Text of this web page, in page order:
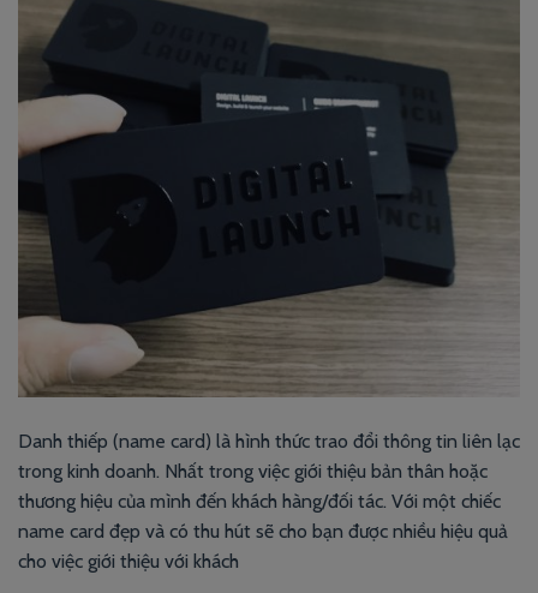
Danh thiếp (name card) là hình thức trao đổi thông tin liên lạc
trong kinh doanh. Nhất trong việc giới thiệu bản thân hoặc
thương hiệu của mình đến khách hàng/đối tác. Với một chiếc
name card đẹp và có thu hút sẽ cho bạn được nhiều hiệu quả
cho việc giới thiệu với khách